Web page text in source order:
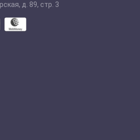
д. 89, стр. 3